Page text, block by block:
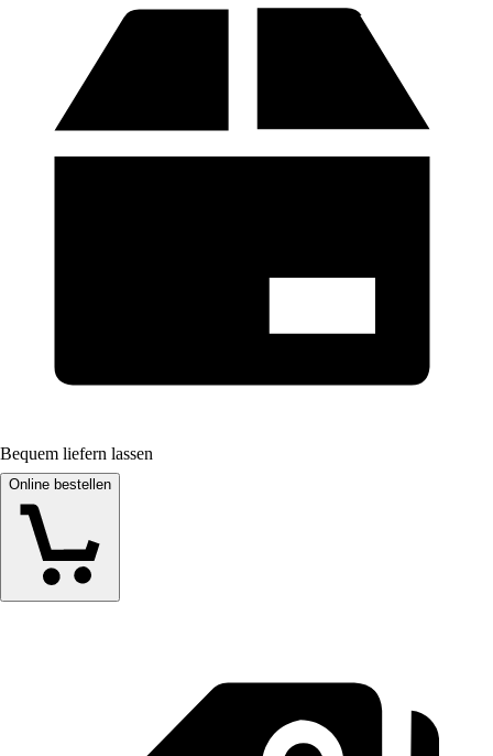
Bequem liefern lassen
Online bestellen